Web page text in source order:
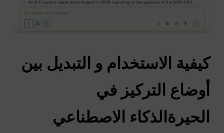
كيفية الاستخدام و التبديل بين
أوضاع التركيز في
الحيرةالذكاء الاصطناعي